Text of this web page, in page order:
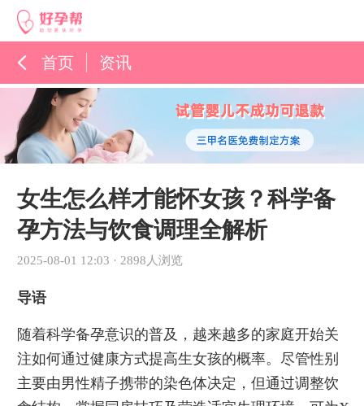
首页 资讯
孕育百科
综合资讯
女生怎么样才能怀女孩？科学备
孕方法与饮食调理全解析
2025-08-01 12:03 · 2898人浏览
导语
随着科学备孕意识的普及，越来越多的家庭开始关
注如何通过健康方式提高生女孩的概率。尽管性别
主要由男性精子携带的染色体决定，但通过调整饮